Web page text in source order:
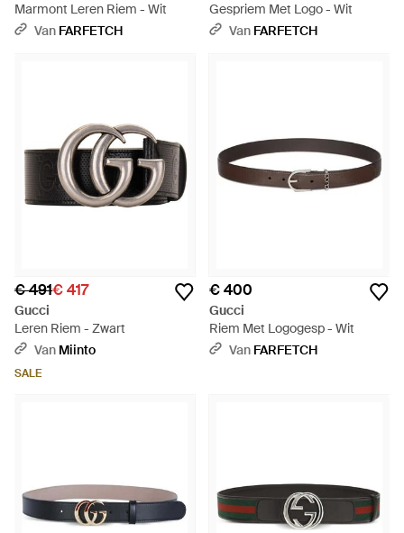
Marmont Leren Riem - Wit
Van FARFETCH
Gespriem Met Logo - Wit
Van FARFETCH
€ 491€ 417
Gucci
Leren Riem - Zwart
Van Miinto
SALE
€ 400
Gucci
Riem Met Logogesp - Wit
Van FARFETCH